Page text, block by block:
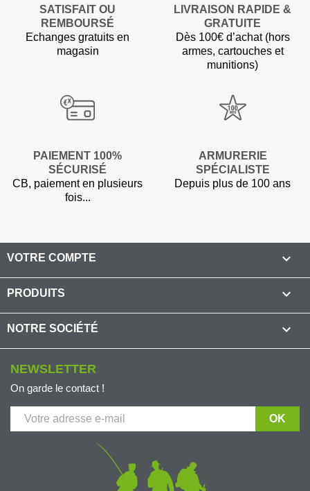
SATISFAIT OU
REMBOURSÉ
Echanges gratuits en
magasin
LIVRAISON RAPIDE &
GRATUITE
Dès 100€ d’achat (hors
armes, cartouches et
munitions)
PAIEMENT 100%
SÉCURISÉ
CB, paiement en plusieurs
fois...
ARMURERIE
SPÉCIALISTE
Depuis plus de 100 ans
VOTRE COMPTE 
PRODUITS 
NOTRE SOCIÉTÉ 
NEWSLETTER
On garde le contact !